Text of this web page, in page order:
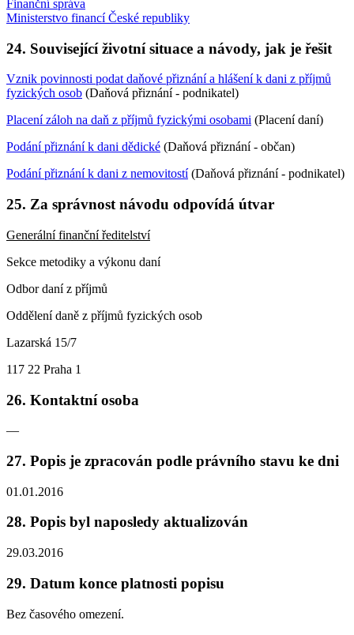
Finanční správa
Ministerstvo financí České republiky
24. Související životní situace a návody, jak je řešit
Vznik povinnosti podat daňové přiznání a hlášení k dani z příjmů
fyzických osob (Daňová přiznání - podnikatel)
Placení záloh na daň z příjmů fyzickými osobami (Placení daní)
Podání přiznání k dani dědické (Daňová přiznání - občan)
Podání přiznání k dani z nemovitostí(Daňová přiznání - podnikatel)
25. Za správnost návodu odpovídá útvar
Generální finanční ředitelství
Sekce metodiky a výkonu daní
Odbor daní z příjmů
Oddělení daně z příjmů fyzických osob
Lazarská 15/7
117 22 Praha 1
26. Kontaktní osoba
—
27. Popis je zpracován podle právního stavu ke dni
01.01.2016
28. Popis byl naposledy aktualizován
29.03.2016
29. Datum konce platnosti popisu
Bez časového omezení.